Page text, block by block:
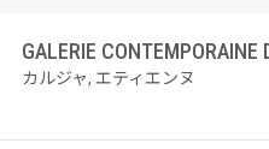
カルジャ, エティエンヌ